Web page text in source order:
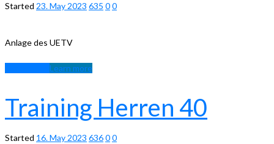
Started 23. May 2023 635 00
Anlage des UETV
Learn more
Training Herren 40
Started 16. May 2023 63600